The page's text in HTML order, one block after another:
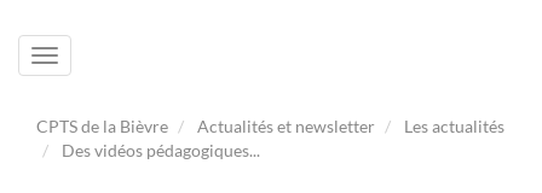
Toggle
navigation
CPTS de la Bièvre Actualités et newsletter
Les actualités
Des vidéos pédagogiques...